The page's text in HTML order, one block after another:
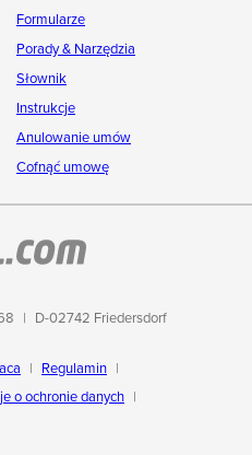
Formularze
Porady & Narzędzia
Słownik
Instrukcje
Anulowanie umów
Cofnąć umowę
D-02742 Friedersdorf
Regulamin
o ochronie danych